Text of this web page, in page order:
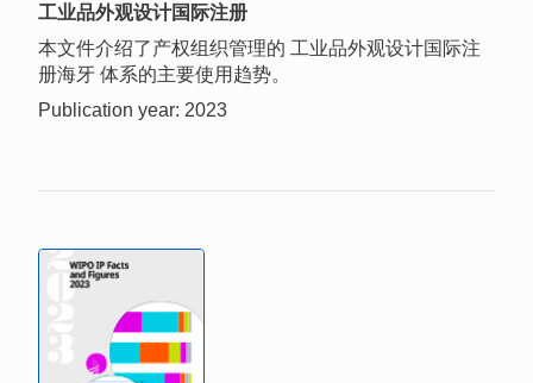
工业品外观设计国际注册
本文件介绍了产权组织管理的 工业品外观设计国际注
册海牙 体系的主要使用趋势。
Publication year: 2023